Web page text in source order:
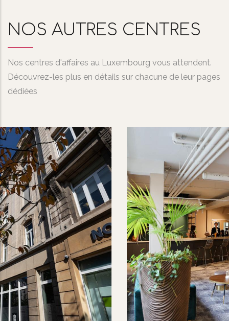
NOS AUTRES CENTRES
Nos centres d'affaires au Luxembourg vous attendent.
Découvrez-les plus en détails sur chacune de leur pages
dédiées